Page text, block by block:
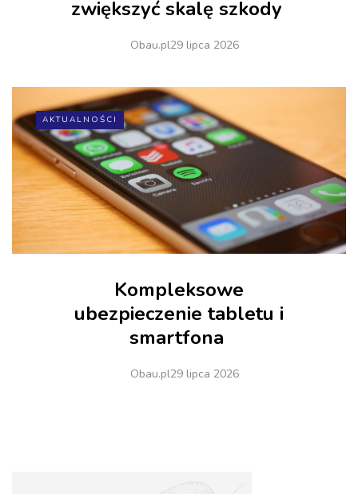
zwiększyć skalę szkody
Obau.pl29 lipca 2026
AKTUALNOŚCI
Kompleksowe
ubezpieczenie tabletu i
smartfona
Obau.pl29 lipca 2026